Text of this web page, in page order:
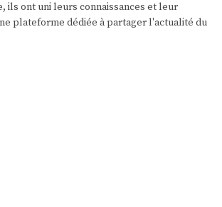
ils ont uni leurs connaissances et leur
plateforme dédiée à partager l'actualité du